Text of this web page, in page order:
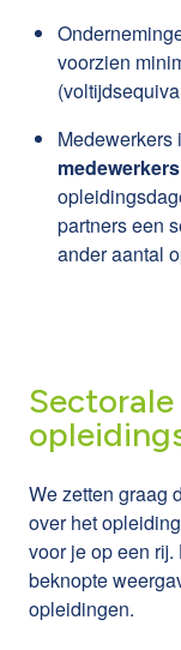
voorzien
Medewerkers
medewerkers
partners een
ander aantal
We zetten graag
over het
voor je op een
beknopte
opleidingen.